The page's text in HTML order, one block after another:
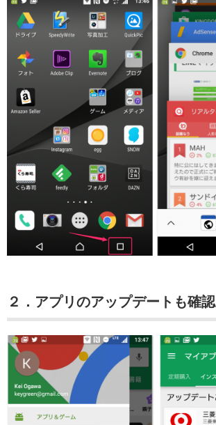
２．アプリのアップデートも確認